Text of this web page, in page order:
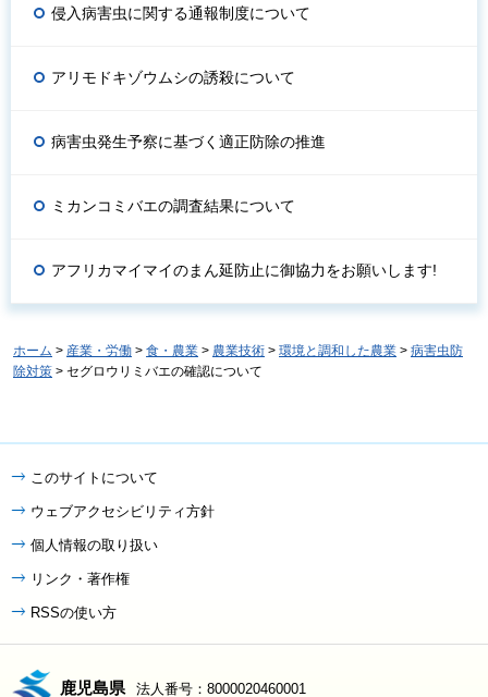
侵入病害虫に関する通報制度について
アリモドキゾウムシの誘殺について
病害虫発生予察に基づく適正防除の推進
ミカンコミバエの調査結果について
アフリカマイマイのまん延防止に御協力をお願いします!
ホーム > 産業・労働 > 食・農業 > 農業技術 > 環境と調和した農業 > 病害虫防
除対策 > セグロウリミバエの確認について
このサイトについて
ウェブアクセシビリティ方針
個人情報の取り扱い
リンク・著作権
RSSの使い方
鹿児島県 法人番号：8000020460001